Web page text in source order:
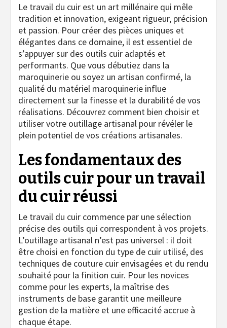
Le travail du cuir est un art millénaire qui mêle
tradition et innovation, exigeant rigueur, précision
et passion. Pour créer des pièces uniques et
élégantes dans ce domaine, il est essentiel de
s’appuyer sur des outils cuir adaptés et
performants. Que vous débutiez dans la
maroquinerie ou soyez un artisan confirmé, la
qualité du matériel maroquinerie influe
directement sur la finesse et la durabilité de vos
réalisations. Découvrez comment bien choisir et
utiliser votre outillage artisanal pour révéler le
plein potentiel de vos créations artisanales.
Les fondamentaux des
outils cuir pour un travail
du cuir réussi
Le travail du cuir commence par une sélection
précise des outils qui correspondent à vos projets.
L’outillage artisanal n’est pas universel : il doit
être choisi en fonction du type de cuir utilisé, des
techniques de couture cuir envisagées et du rendu
souhaité pour la finition cuir. Pour les novices
comme pour les experts, la maîtrise des
instruments de base garantit une meilleure
gestion de la matière et une efficacité accrue à
chaque étape.